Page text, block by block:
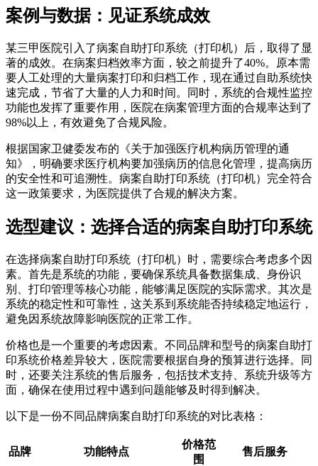
案例与数据：见证系统成效
某三甲医院引入了病案自助打印系统（打印机）后，取得了显
著的成效。在病案归档效率方面，较之前提升了40%。原本需
要人工处理的大量病案打印和归档工作，现在通过自助系统快
速完成，节省了大量的人力和时间。同时，系统的合规性监控
功能也发挥了重要作用，医院在病案管理方面的合规率达到了
98%以上，有效避免了合规风险。
根据国家卫健委发布的《关于加强医疗机构病历管理的通
知》，明确要求医疗机构要加强病历的信息化管理，提高病历
的安全性和可追溯性。病案自助打印系统（打印机）完全符合
这一政策要求，为医院提供了合规的解决方案。
选型建议：选择合适的病案自助打印系统
在选择病案自助打印系统（打印机）时，需要综合考虑多个因
素。首先是系统的功能，要确保系统具备数据集成、身份识
别、打印管理等核心功能，能够满足医院的实际需求。其次是
系统的稳定性和可靠性，这关系到系统能否持续稳定地运行，
避免因系统故障影响医院的正常工作。
价格也是一个重要的考虑因素。不同品牌和型号的病案自助打
印系统价格差异较大，医院需要根据自身的预算进行选择。同
时，还要关注系统的售后服务，包括技术支持、系统升级等方
面，确保在使用过程中遇到问题能够及时得到解决。
以下是一份不同品牌病案自助打印系统的对比表格：
品牌 功能特点
价格范
围
售后服务